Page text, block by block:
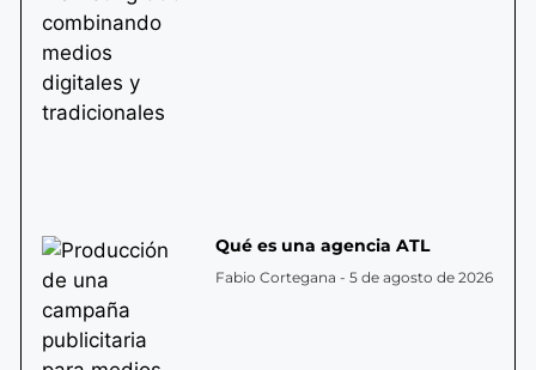
Qué es una agencia ATL
Fabio Cortegana 5 de agosto de 2026